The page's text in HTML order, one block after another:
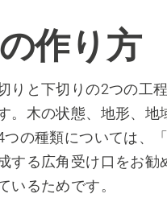
作り方
りと下切りの2つの工
。木の状態、地形、
の種類については、「
する広角受け口をお
いるためです。